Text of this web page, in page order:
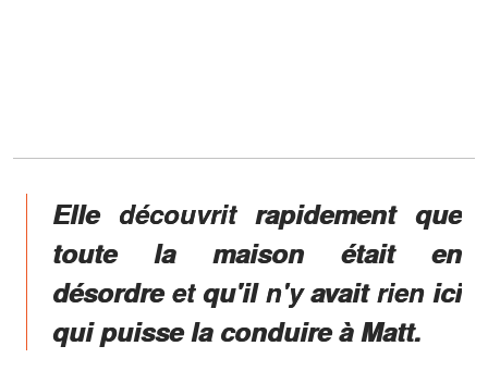
Elle découvrit rapidement que
toute la maison était en
désordre et qu'il n'y avait rien ici
qui puisse la conduire à Matt.